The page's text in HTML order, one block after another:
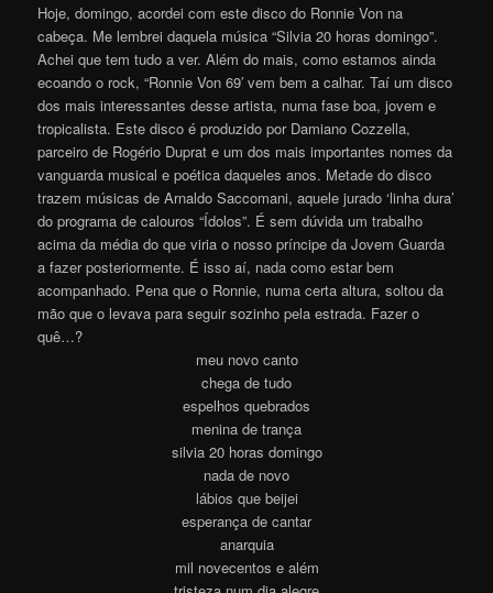
Hoje, domingo, acordei com este disco do Ronnie Von na
cabeça. Me lembrei daquela música “Silvia 20 horas domingo”.
Achei que tem tudo a ver. Além do mais, como estamos ainda
ecoando o rock, “Ronnie Von 69′ vem bem a calhar. Taí um disco
dos mais interessantes desse artista, numa fase boa, jovem e
tropicalista. Este disco é produzido por Damiano Cozzella,
parceiro de Rogério Duprat e um dos mais importantes nomes da
vanguarda musical e poética daqueles anos. Metade do disco
trazem músicas de Arnaldo Saccomani, aquele jurado ‘linha dura’
do programa de calouros “Ídolos”. É sem dúvida um trabalho
acima da média do que viria o nosso príncipe da Jovem Guarda
a fazer posteriormente. É isso aí, nada como estar bem
acompanhado. Pena que o Ronnie, numa certa altura, soltou da
mão que o levava para seguir sozinho pela estrada. Fazer o
quê…?
meu novo canto
chega de tudo
espelhos quebrados
menina de trança
silvia 20 horas domingo
nada de novo
lábios que beijei
esperança de cantar
anarquia
mil novecentos e além